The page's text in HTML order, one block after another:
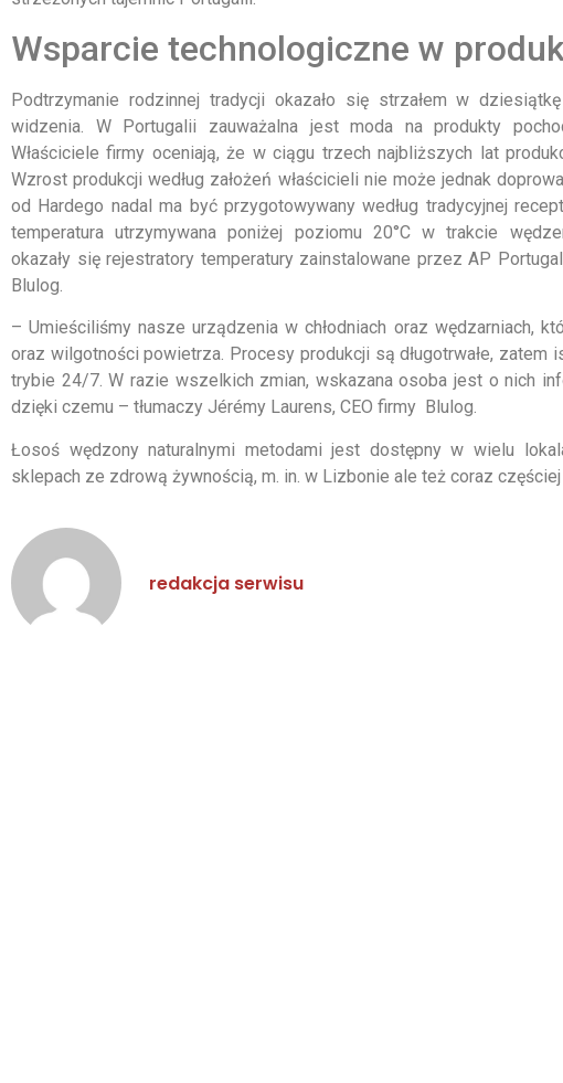
Wsparcie technologiczne w
Podtrzymanie rodzinnej tradycji okazało się strzałem w
widzenia. W Portugalii zauważalna jest moda na produkty
Właściciele firmy oceniają, że w ciągu trzech najbliższych lat
Wzrost produkcji według założeń właścicieli nie może jednak
od Hardego nadal ma być przygotowywany według tradycyjnej
temperatura utrzymywana poniżej poziomu 20°C w trakcie
okazały się rejestratory temperatury zainstalowane przez AP
Blulog.
– Umieściliśmy nasze urządzenia w chłodniach oraz wędzarniach,
oraz wilgotności powietrza. Procesy produkcji są długotrwałe, zatem
trybie 24/7. W razie wszelkich zmian, wskazana osoba jest o nich
dzięki czemu – tłumaczy Jérémy Laurens, CEO firmy Blulog.
Łosoś wędzony naturalnymi metodami jest dostępny w wielu
sklepach ze zdrową żywnością, m. in. w Lizbonie ale też coraz częściej
redakcja serwisu